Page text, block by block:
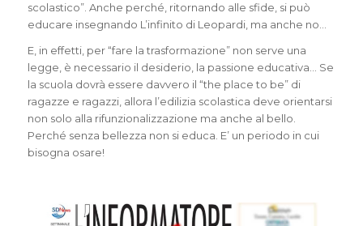
scolastico”. Anche perché, ritornando alle sfide, si può
educare insegnando L’infinito di Leopardi, ma anche no…
E, in effetti, per “fare la trasformazione” non serve una
legge, è necessario il desiderio, la passione educativa… Se
la scuola dovrà essere davvero il “the place to be” di
ragazze e ragazzi, allora l’edilizia scolastica deve orientarsi
non solo alla rifunzionalizzazione ma anche al bello.
Perché senza bellezza non si educa. E’ un periodo in cui
bisogna osare!